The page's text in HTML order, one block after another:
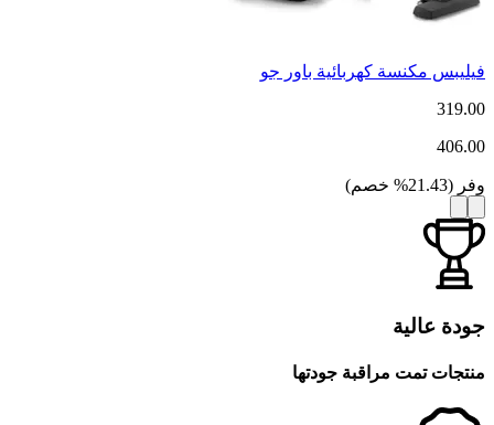
فيليبس مكنسة كهربائية باور جو
319.00
406.00
وفر (
21.43
% خصم)
جودة عالية
منتجات تمت مراقبة جودتها